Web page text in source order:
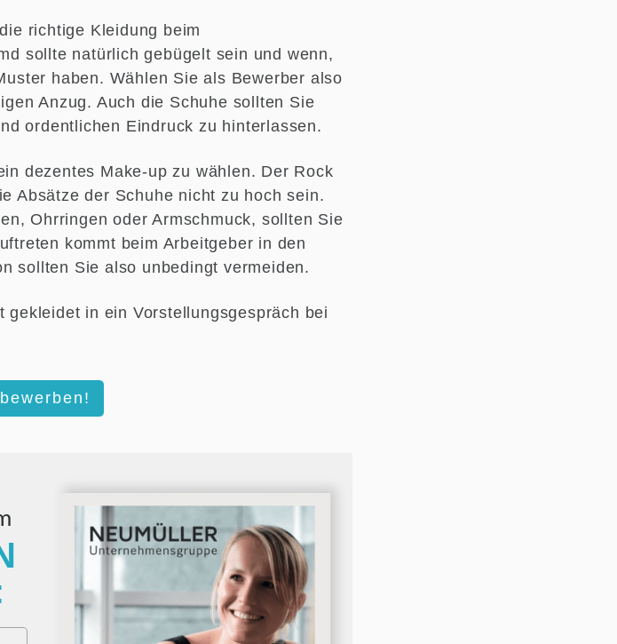
richtige Kleidung beim
sollte natürlich gebügelt sein und wenn,
haben. Wählen Sie als Bewerber also
Anzug. Auch die Schuhe sollten Sie
ordentlichen Eindruck zu hinterlassen.
dezentes Make-up zu wählen. Der Rock
Absätze der Schuhe nicht zu hoch sein.
Ohrringen oder Armschmuck, sollten Sie
kommt beim Arbeitgeber in den
sollten Sie also unbedingt vermeiden.
in ein Vorstellungsgespräch bei